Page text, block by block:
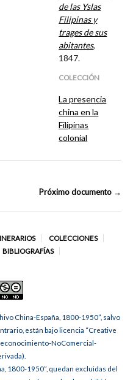
de las Yslas
Filipinas y
trages de sus
abitantes,
1847.
COLECCIÓN
La presencia
china en la
Filipinas
colonial
Próximo documento →
COLECCIONES
BIBLIOGRAFÍAS
China-España, 1800-1950”, salvo
están bajo licencia “Creative
NoComercial-
1800-1950”, quedan excluidas del